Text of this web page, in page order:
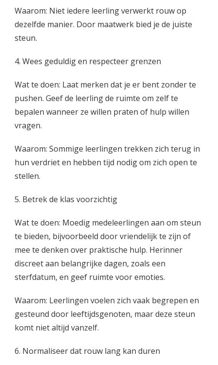
Waarom: Niet iedere leerling verwerkt rouw op
dezelfde manier. Door maatwerk bied je de juiste
steun.
4. Wees geduldig en respecteer grenzen
Wat te doen: Laat merken dat je er bent zonder te
pushen. Geef de leerling de ruimte om zelf te
bepalen wanneer ze willen praten of hulp willen
vragen.
Waarom: Sommige leerlingen trekken zich terug in
hun verdriet en hebben tijd nodig om zich open te
stellen.
5. Betrek de klas voorzichtig
Wat te doen: Moedig medeleerlingen aan om steun
te bieden, bijvoorbeeld door vriendelijk te zijn of
mee te denken over praktische hulp. Herinner
discreet aan belangrijke dagen, zoals een
sterfdatum, en geef ruimte voor emoties.
Waarom: Leerlingen voelen zich vaak begrepen en
gesteund door leeftijdsgenoten, maar deze steun
komt niet altijd vanzelf.
6. Normaliseer dat rouw lang kan duren